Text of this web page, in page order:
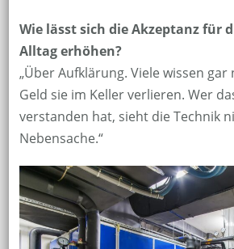
Wie lässt sich die Akzeptanz für
Alltag erhöhen?
„Über Aufklärung. Viele wissen gar
Geld sie im Keller verlieren. Wer
verstanden hat, sieht die Technik
Nebensache.“